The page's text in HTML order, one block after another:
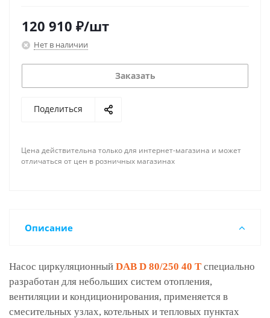
сдвоенный насос
120 910 ₽/шт
Нет в наличии
Заказать
Поделиться
Цена действительна только для интернет-магазина и может
отличаться от цен в розничных магазинах
Описание
Насос циркуляционный DAB D 80/250 40 T специально
разработан для небольших систем отопления,
вентиляции и кондиционирования, применяется в
смесительных узлах, котельных и тепловых пунктах